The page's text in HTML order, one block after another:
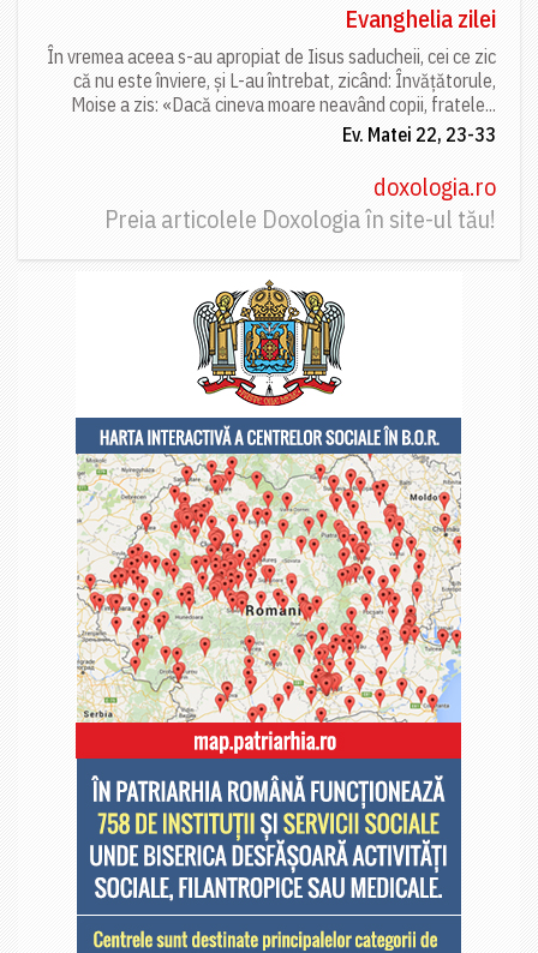
Evanghelia zilei
În vremea aceea s-au apropiat de Iisus saducheii, cei ce zic
că nu este înviere, și L-au întrebat, zicând: Învățătorule,
Moise a zis: «Dacă cineva moare neavând copii, fratele...
Ev. Matei 22, 23-33
doxologia.ro
Preia articolele Doxologia în site-ul tău!